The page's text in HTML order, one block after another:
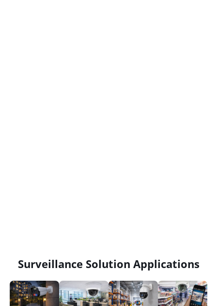
Surveillance Solution Applications